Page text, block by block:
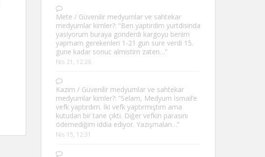
Mete / Güvenilir medyumlar ve sahtekar
medyumlar kimler?: “Ben yaptirdim yurtdisinda
yasiyorum buraya gonderdi kargoyu benim
yapmam gerekenleri 1-21 gun sure verdi 15.
gune kadar sonuc almistim zaten…”
Nis 21, 12:28
Kazım / Güvenilir medyumlar ve sahtekar
medyumlar kimler?: “Selam, Medyum İsmail’e
vefk yaptırdım. İki vefk yaptırmıştım ama
kutudan bir tane çıktı. Diğer vefkin parasını
ödemediğim iddia ediyor. Yazışmaları…”
Nis 15, 12:31